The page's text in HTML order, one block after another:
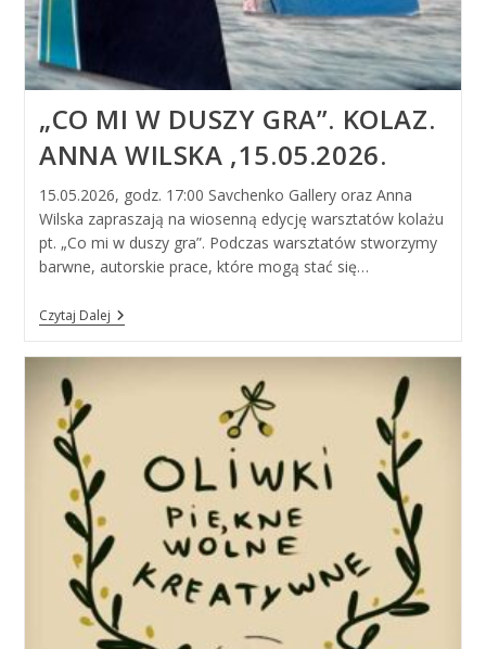
„CO MI W DUSZY GRA”. KOLAZ.
ANNA WILSKA ,15.05.2026.
15.05.2026, godz. 17:00 Savchenko Gallery oraz Anna
Wilska zapraszają na wiosenną edycję warsztatów kolażu
pt. „Co mi w duszy gra”. Podczas warsztatów stworzymy
barwne, autorskie prace, które mogą stać się…
Czytaj Dalej„Co
Mi
,15.05.2026.